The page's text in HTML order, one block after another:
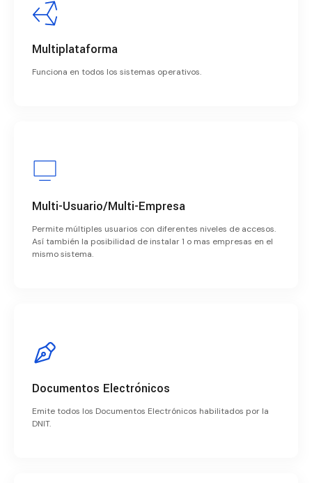
Multiplataforma
Funciona en todos los sistemas operativos.
Multi-Usuario/Multi-Empresa
Permite múltiples usuarios con diferentes niveles de accesos.
Así también la posibilidad de instalar 1 o mas empresas en el
mismo sistema.
Documentos Electrónicos
Emite todos los Documentos Electrónicos habilitados por la
DNIT.